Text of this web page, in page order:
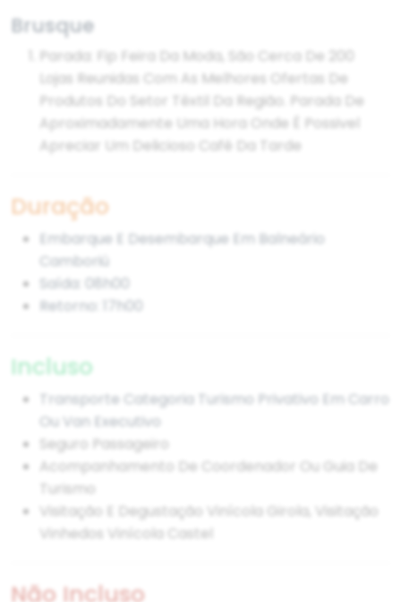
Brusque
Parada: Fip Feira Da Moda, São Cerca De 200
Lojas Reunidas Com As Melhores Ofertas De
Produtos Do Setor Têxtil Da Região. Parada De
Aproximadamente Uma Hora Onde É Possivel
Apreciar Um Delicioso Café Da Tarde
Duração
Embarque E Desembarque Em Balneário
Camboriú
Saída: 08h00
Retorno: 17h00
Incluso
Transporte Categoria Turismo Privativo Em Carro
Ou Van Executivo
Seguro Passageiro
Acompanhamento De Coordenador Ou Guia De
Turismo
Visitação E Degustação Vinícola Girola, Visitação
Vinhedos Vinícola Castel
Não Incluso